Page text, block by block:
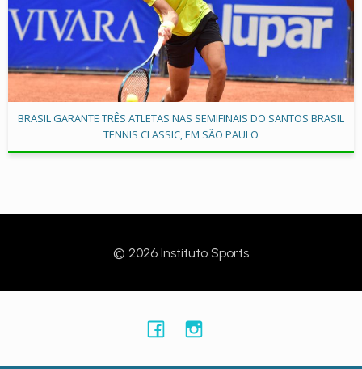
BRASIL GARANTE TRÊS ATLETAS NAS SEMIFINAIS DO SANTOS BRASIL
TENNIS CLASSIC, EM SÃO PAULO
© 2026 Instituto Sports